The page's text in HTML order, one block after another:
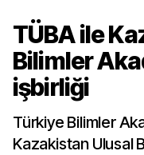
TÜBA ile
Bilimler
işbirliği
Türkiye Bilimler
Kazakistan Ulusal